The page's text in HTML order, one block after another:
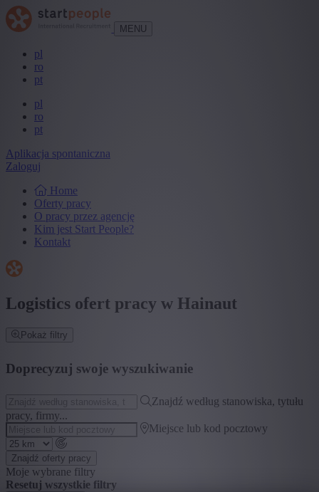
MENU
pl
ro
pt
pl
ro
pt
Aplikacja spontaniczna
Zaloguj
Home
Oferty pracy
O pracy przez agencję
Kim jest Start People?
Kontakt
Logistics ofert pracy w Hainaut
Pokaż filtry
Doprecyzuj swoje wyszukiwanie
Znajdź według stanowiska, tytułu
pracy, firmy...
Miejsce lub kod pocztowy
Znajdź oferty pracy
Moje wybrane filtry
Resetuj wszystkie filtry